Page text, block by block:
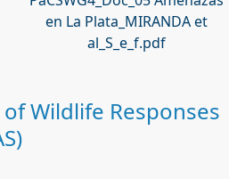
en La Plata_MIRANDA et
al_S_e_f.pdf
Wildlife Responses